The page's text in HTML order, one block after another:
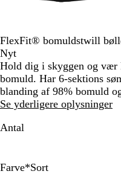
at
FlexFit® bomuldstwill
Nyt
Hold dig i skyggen og vær
bomuld. Har 6-sektions
blanding af 98% bomuld
Se yderligere oplysninger
Antal
Farve*Sort